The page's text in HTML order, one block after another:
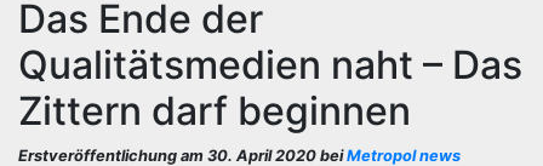
Das Ende der
Qualitätsmedien naht – Das
Zittern darf beginnen
Erstveröffentlichung am 30. April 2020 beiMetropol news